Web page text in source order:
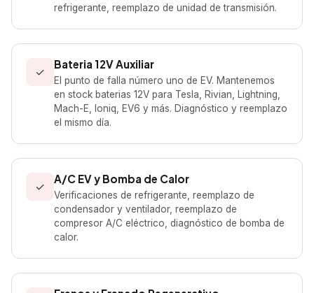
refrigerante, reemplazo de unidad de transmisión.
✓
Bateria 12V Auxiliar
El punto de falla número uno de EV. Mantenemos
en stock baterias 12V para Tesla, Rivian, Lightning,
Mach-E, Ioniq, EV6 y más. Diagnóstico y reemplazo
el mismo día.
✓
A/C EV y Bomba de Calor
Verificaciones de refrigerante, reemplazo de
condensador y ventilador, reemplazo de
compresor A/C eléctrico, diagnóstico de bomba de
calor.